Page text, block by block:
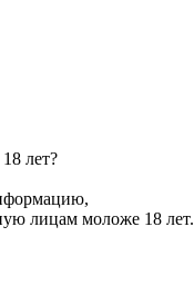
лет?
лицам моложе 18 лет.